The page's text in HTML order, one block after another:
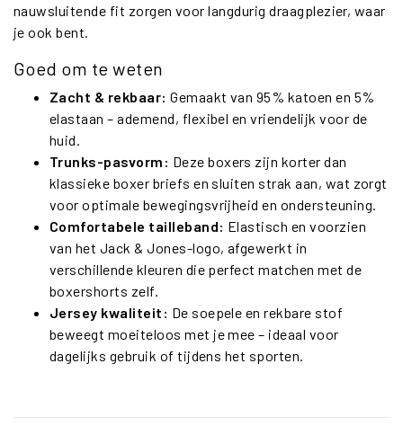
nauwsluitende fit zorgen voor langdurig draagplezier, waar
je ook bent.
Goed om te weten
Zacht & rekbaar: Gemaakt van 95% katoen en 5%
elastaan – ademend, flexibel en vriendelijk voor de
huid.
Trunks-pasvorm: Deze boxers zijn korter dan
klassieke boxer briefs en sluiten strak aan, wat zorgt
voor optimale bewegingsvrijheid en ondersteuning.
Comfortabele tailleband: Elastisch en voorzien
van het Jack & Jones-logo, afgewerkt in
verschillende kleuren die perfect matchen met de
boxershorts zelf.
Jersey kwaliteit: De soepele en rekbare stof
beweegt moeiteloos met je mee – ideaal voor
dagelijks gebruik of tijdens het sporten.